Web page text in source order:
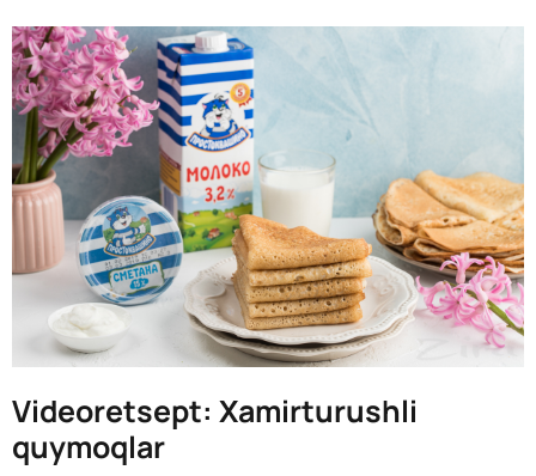
Videoretsept: Xamirturushli
quymoqlar